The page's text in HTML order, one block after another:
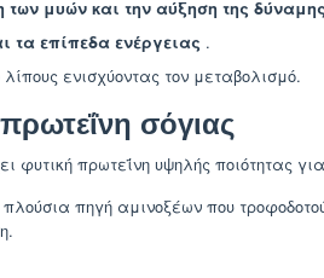
των μυών και την αύξηση της δύναμης
τα επίπεδα ενέργειας .
ενισχύοντας τον μεταβολισμό.
σόγιας
φυτική πρωτεΐνη υψηλής ποιότητας
πηγή αμινοξέων που